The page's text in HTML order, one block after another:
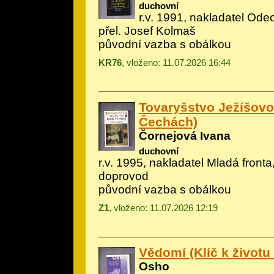
duchovní
r.v. 1991, nakladatel
přel. Josef Kolmaš
původní vazba s obálkou
KR76, vloženo: 11.07.2026 16:44
Tovaryšstvo
Čechách)
Čornejová Ivana
duchovní
r.v. 1995, nakladatel Mladá
doprovod
původní vazba s obálkou
Z1, vloženo: 11.07.2026 12:19
Vědomí (Klíč k životu
Osho